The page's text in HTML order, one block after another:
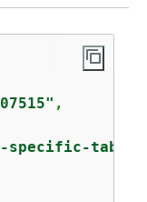
,
specific-